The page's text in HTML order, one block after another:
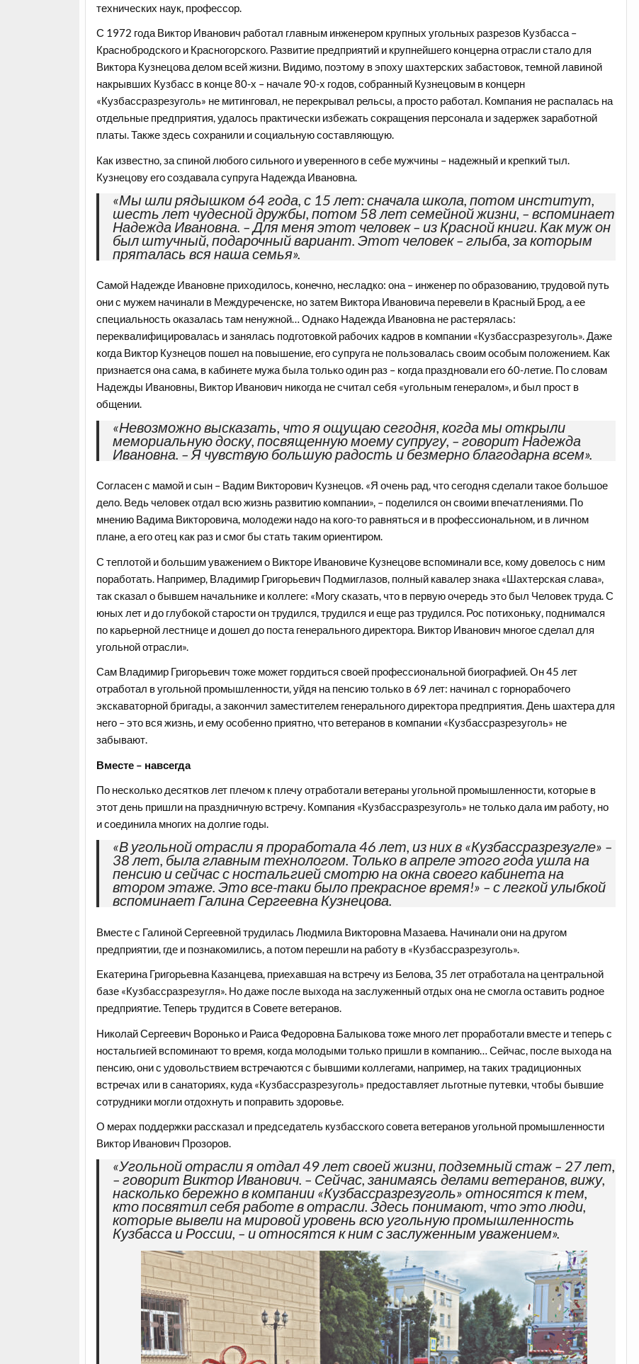
технических наук, профессор.
С 1972 года Виктор Иванович работал главным инженером крупных угольных разрезов Кузбасса –
Краснобродского и Красногорского. Развитие предприятий и крупнейшего концерна отрасли стало для
Виктора Кузнецова делом всей жизни. Видимо, поэтому в эпоху шахтерских забастовок, темной лавиной
накрывших Кузбасс в конце 80-х – начале 90-х годов, собранный Кузнецовым в концерн
«Кузбассразрезуголь» не митинговал, не перекрывал рельсы, а просто работал. Компания не распалась на
отдельные предприятия, удалось практически избежать сокращения персонала и задержек заработной
платы. Также здесь сохранили и социальную составляющую.
Как известно, за спиной любого сильного и уверенного в себе мужчины – надежный и крепкий тыл.
Кузнецову его создавала супруга Надежда Ивановна.
«Мы шли рядышком 64 года, с 15 лет: сначала школа, потом институт,
шесть лет чудесной дружбы, потом 58 лет семейной жизни, – вспоминает
Надежда Ивановна. – Для меня этот человек – из Красной книги. Как муж он
был штучный, подарочный вариант. Этот человек – глыба, за которым
пряталась вся наша семья».
Самой Надежде Ивановне приходилось, конечно, несладко: она – инженер по образованию, трудовой путь
они с мужем начинали в Междуреченске, но затем Виктора Ивановича перевели в Красный Брод, а ее
специальность оказалась там ненужной… Однако Надежда Ивановна не растерялась:
переквалифицировалась и занялась подготовкой рабочих кадров в компании «Кузбассразрезуголь». Даже
когда Виктор Кузнецов пошел на повышение, его супруга не пользовалась своим особым положением. Как
признается она сама, в кабинете мужа была только один раз – когда праздновали его 60-летие. По словам
Надежды Ивановны, Виктор Иванович никогда не считал себя «угольным генералом», и был прост в
общении.
«Невозможно высказать, что я ощущаю сегодня, когда мы открыли
мемориальную доску, посвященную моему супругу, – говорит Надежда
Ивановна. – Я чувствую большую радость и безмерно благодарна всем».
Согласен с мамой и сын – Вадим Викторович Кузнецов. «Я очень рад, что сегодня сделали такое большое
дело. Ведь человек отдал всю жизнь развитию компании», – поделился он своими впечатлениями. По
мнению Вадима Викторовича, молодежи надо на кого-то равняться и в профессиональном, и в личном
плане, а его отец как раз и смог бы стать таким ориентиром.
С теплотой и большим уважением о Викторе Ивановиче Кузнецове вспоминали все, кому довелось с ним
поработать. Например, Владимир Григорьевич Подмиглазов, полный кавалер знака «Шахтерская слава»,
так сказал о бывшем начальнике и коллеге: «Могу сказать, что в первую очередь это был Человек труда. С
юных лет и до глубокой старости он трудился, трудился и еще раз трудился. Рос потихоньку, поднимался
по карьерной лестнице и дошел до поста генерального директора. Виктор Иванович многое сделал для
угольной отрасли».
Сам Владимир Григорьевич тоже может гордиться своей профессиональной биографией. Он 45 лет
отработал в угольной промышленности, уйдя на пенсию только в 69 лет: начинал с горнорабочего
экскаваторной бригады, а закончил заместителем генерального директора предприятия. День шахтера для
него – это вся жизнь, и ему особенно приятно, что ветеранов в компании «Кузбассразрезуголь» не
забывают.
Вместе – навсегда
По несколько десятков лет плечом к плечу отработали ветераны угольной промышленности, которые в
этот день пришли на праздничную встречу. Компания «Кузбассразрезуголь» не только дала им работу, но
и соединила многих на долгие годы.
«В угольной отрасли я проработала 46 лет, из них в «Кузбассразрезугле» –
38 лет, была главным технологом. Только в апреле этого года ушла на
пенсию и сейчас с ностальгией смотрю на окна своего кабинета на
втором этаже. Это все-таки было прекрасное время!» – с легкой улыбкой
вспоминает Галина Сергеевна Кузнецова.
Вместе с Галиной Сергеевной трудилась Людмила Викторовна Мазаева. Начинали они на другом
предприятии, где и познакомились, а потом перешли на работу в «Кузбассразрезуголь».
Екатерина Григорьевна Казанцева, приехавшая на встречу из Белова, 35 лет отработала на центральной
базе «Кузбассразрезугля». Но даже после выхода на заслуженный отдых она не смогла оставить родное
предприятие. Теперь трудится в Совете ветеранов.
Николай Сергеевич Воронько и Раиса Федоровна Балыкова тоже много лет проработали вместе и теперь с
ностальгией вспоминают то время, когда молодыми только пришли в компанию… Сейчас, после выхода на
пенсию, они с удовольствием встречаются с бывшими коллегами, например, на таких традиционных
встречах или в санаториях, куда «Кузбассразрезуголь» предоставляет льготные путевки, чтобы бывшие
сотрудники могли отдохнуть и поправить здоровье.
О мерах поддержки рассказал и председатель кузбасского совета ветеранов угольной промышленности
Виктор Иванович Прозоров.
«Угольной отрасли я отдал 49 лет своей жизни, подземный стаж – 27 лет,
– говорит Виктор Иванович. – Сейчас, занимаясь делами ветеранов, вижу,
насколько бережно в компании «Кузбассразрезуголь» относятся к тем,
кто посвятил себя работе в отрасли. Здесь понимают, что это люди,
которые вывели на мировой уровень всю угольную промышленность
Кузбасса и России, – и относятся к ним с заслуженным уважением».